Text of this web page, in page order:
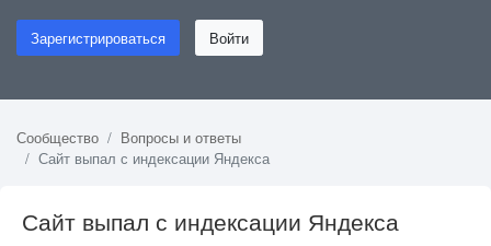
Зарегистрироваться Войти
Сообщество
Вопросы и ответы
Сайт выпал с индексации Яндекса
Сайт выпал с индексации Яндекса